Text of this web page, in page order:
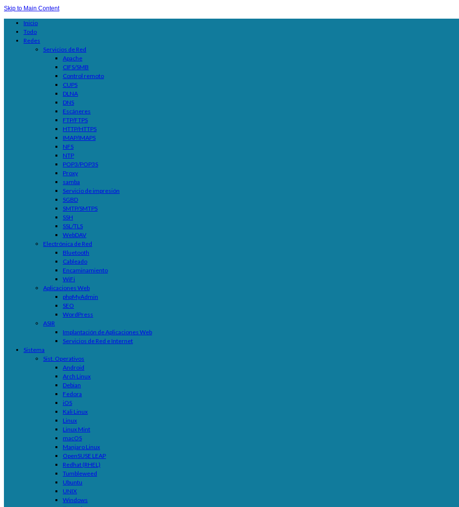
Skip to Main Content
Inicio
Todo
Redes
Servicios de Red
Apache
CIFS/SMB
Control remoto
CUPS
DLNA
DNS
Escáneres
FTP/FTPS
HTTP/HTTPS
IMAP/IMAPS
NFS
NTP
POP3/POP3S
Proxy
samba
Servicio de impresión
SGBD
SMTP/SMTPS
SSH
SSL/TLS
WebDAV
Electrónica de Red
Bluetooth
Cableado
Encaminamiento
WiFi
Aplicaciones Web
phpMyAdmin
SEO
WordPress
ASIR
Implantación de Aplicaciones Web
Servicios de Red e Internet
Sistema
Sist. Operativos
Android
Arch Linux
Debian
Fedora
iOS
Kali Linux
Linux
Linux Mint
macOS
Manjaro Linux
OpenSUSE LEAP
Redhat (RHEL)
Tumbleweed
Ubuntu
UNIX
Windows